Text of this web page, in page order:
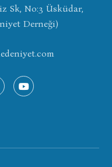
Sk, No:3 Üsküdar,
Derneği)